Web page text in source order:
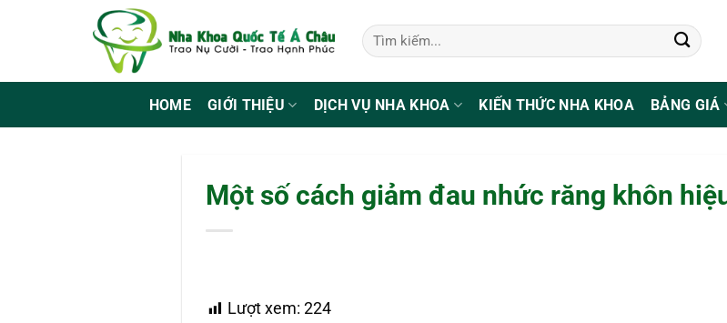
HOME GIỚI THIỆU DỊCH VỤ NHA KHOA KIẾN THỨC NHA KHOA BẢNG GIÁ
Một số cách giảm đau nhức răng khôn
Lượt xem: 224